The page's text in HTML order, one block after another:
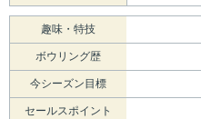
趣味・特技
ボウリング歴
今シーズン目標
セールスポイント